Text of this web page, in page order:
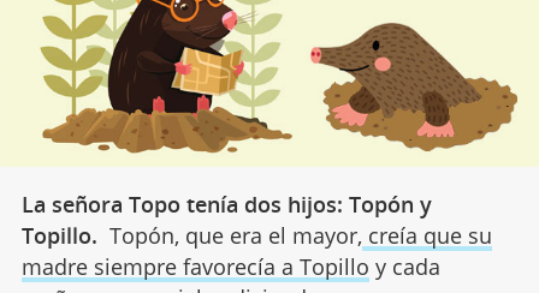
La señora Topo tenía dos hijos: Topón y
Topillo. Topón, que era el mayor, creía que su
madre siempre favorecía a Topillo y cada